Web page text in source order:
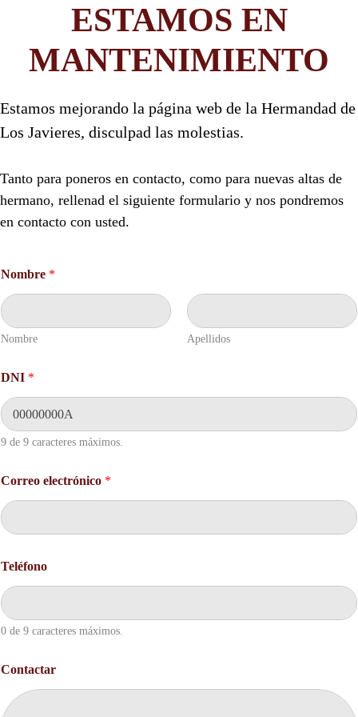
ESTAMOS EN
MANTENIMIENTO
Estamos mejorando la página web de la Hermandad de
Los Javieres, disculpad las molestias.
Tanto para poneros en contacto, como para nuevas altas de
hermano, rellenad el siguiente formulario y nos pondremos
en contacto con usted.
Nombre *
Nombre Apellidos
l
c
t
r
i
o
e
e
t
r
ó
n
c
DNI *
9 de 9 caracteres máximos.
Correo electrónico *
Teléfono
0 de 9 caracteres máximos.
Contactar